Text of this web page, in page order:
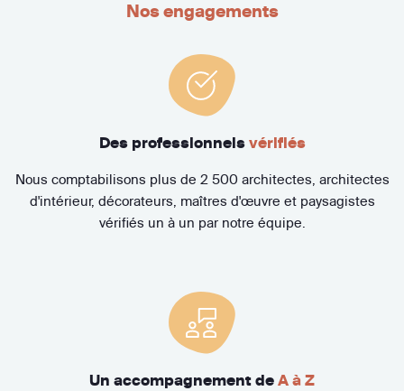
Nos engagements
Des professionnels vérifiés
Nous comptabilisons plus de 2 500 architectes, architectes
d'intérieur, décorateurs, maîtres d'œuvre et paysagistes
vérifiés un à un par notre équipe.
Un accompagnement de A à Z